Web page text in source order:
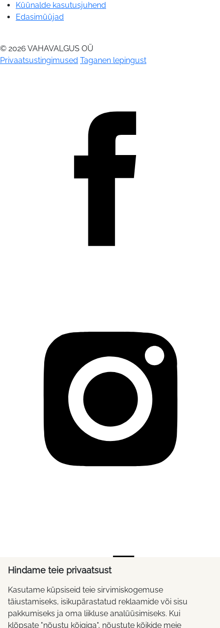
Küünalde kasutusjuhend
Edasimüüjad
© 2026 VAHAVALGUS OÜ
Privaatsustingimused Taganen lepingust
Hindame teie privaatsust
Kasutame küpsiseid teie sirvimiskogemuse
täiustamiseks, isikupärastatud reklaamide või sisu
pakkumiseks ja oma liikluse analüüsimiseks. Kui
klõpsate "nõustu kõigiga", nõustute kõikide meie